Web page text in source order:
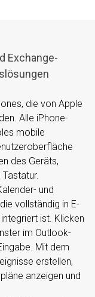
Exchange-
die von Apple
Alle iPhone-
mobile
des Geräts,
und
vollständig in E-
ist. Klicken
im Outlook-
Mit dem
erstellen,
anzeigen und